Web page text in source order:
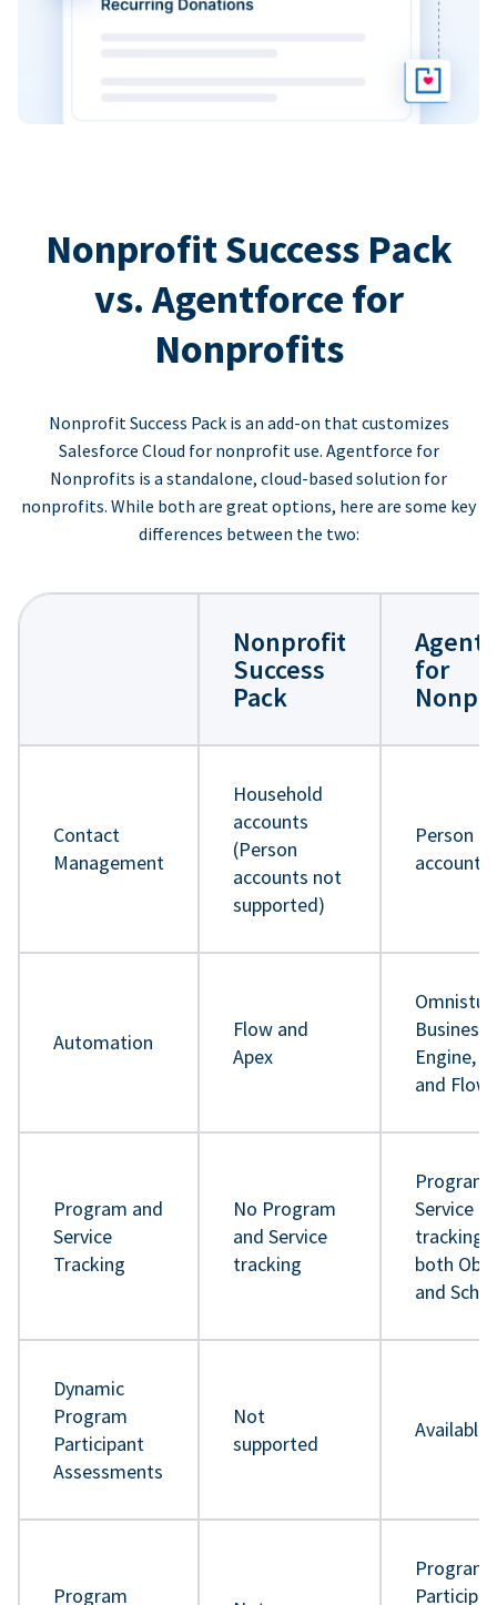
Nonprofit Success Pack
vs. Agentforce for
Nonprofits
Nonprofit Success Pack is an add-on that customizes
Salesforce Cloud for nonprofit use. Agentforce for
Nonprofits is a standalone, cloud-based solution for
nonprofits. While both are great options, here are some key
differences between the two:
Nonprofit
Success
Pack
for
Contact
Management
Household
accounts
(Person
accounts not
supported)
Person
accounts
Automation
Flow and
Apex
Business
Engine,
and Flow
Program and
Service
Tracking
No Program
and Service
tracking
Program
Service
tracking
both
and
Dynamic
Program
Participant
Assessments
Not
supported
Available
Program
Program